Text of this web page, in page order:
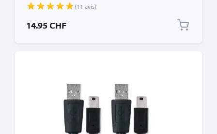
PVC
(11 avis)
14.95 CHF